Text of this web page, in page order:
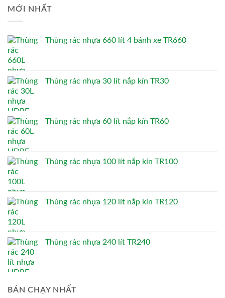
MỚI NHẤT
Thùng rác nhựa 660 lít 4 bánh xe TR660
Thùng rác nhựa 30 lít nắp kín TR30
Thùng rác nhựa 60 lít nắp kín TR60
Thùng rác nhựa 100 lít nắp kín TR100
Thùng rác nhựa 120 lít nắp kín TR120
Thùng rác nhựa 240 lít TR240
BÁN CHẠY NHẤT